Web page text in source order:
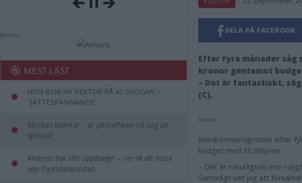
Annons:
MEST LÄST
HON BLIR NY REKTOR PÅ AL-SKOLAN –
"JÄTTESPÄNNANDE"
Klockan klämtar – är jätteaffären på väg att
spricka?
Andreas har fått uppdraget – ser till att rusta
upp Djursdalarundan
DELA PÅ FACEBOOK
Efter fyra månader såg
kronor gentemot
– Det är fantastiskt,
(C).
Annons:
Mardrömsprognosen efter
budget med 36 miljoner.
– Det är naturligtvis inte
Samtidigt vet jag att